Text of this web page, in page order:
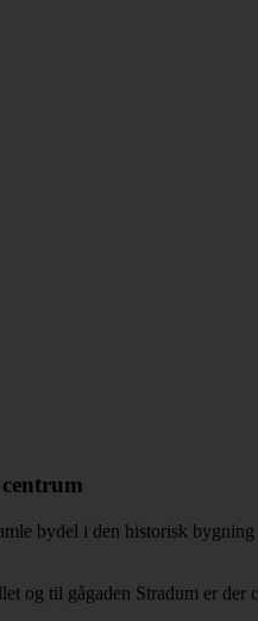
bydel i den historisk
og til gågaden Stradum er der